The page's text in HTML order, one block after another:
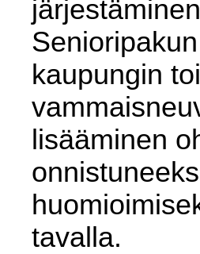
kaupungin
lisääminen
tavalla.